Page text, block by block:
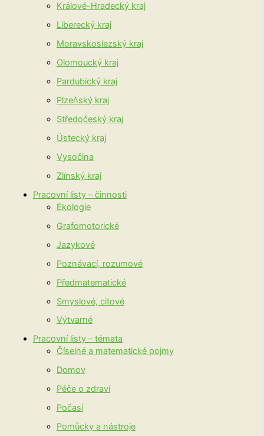
Králové-Hradecký kraj
Liberecký kraj
Moravskoslezský kraj
Olomoucký kraj
Pardubický kraj
Plzeňský kraj
Středočeský kraj
Ústecký kraj
Vysočina
Zlínský kraj
Pracovní listy – činnosti
Ekologie
Grafomotorické
Jazykové
Poznávací, rozumové
Předmatematické
Smyslové, citové
Výtvarné
Pracovní listy – témata
Číselné a matematické pojmy
Domov
Péče o zdraví
Počasí
Pomůcky a nástroje